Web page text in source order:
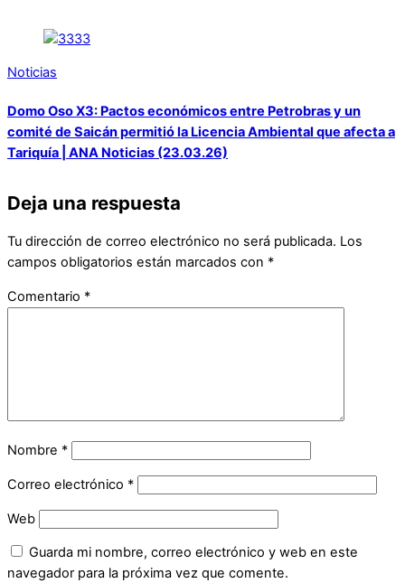
Noticias
Domo Oso X3: Pactos económicos entre Petrobras y un
comité de Saicán permitió la Licencia Ambiental que afecta a
Tariquía | ANA Noticias (23.03.26)
Deja una respuesta
Tu dirección de correo electrónico no será publicada. Los
campos obligatorios están marcados con *
Comentario *
Nombre *
Correo electrónico *
Web
Guarda mi nombre, correo electrónico y web en este
navegador para la próxima vez que comente.